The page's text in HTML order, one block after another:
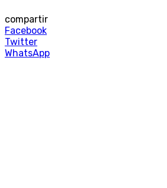
compartir
Facebook
Twitter
WhatsApp